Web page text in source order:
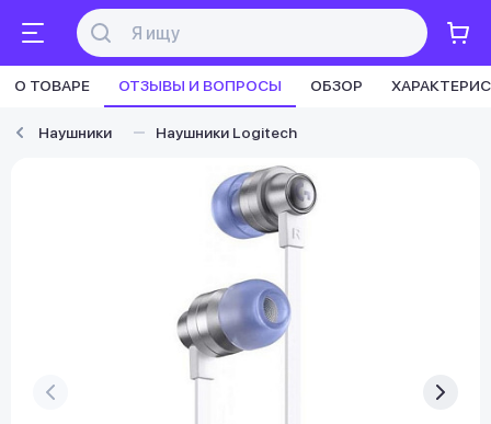
О ТОВАРЕ ОТЗЫВЫ И ВОПРОСЫ ОБЗОР
Наушники Наушники Logitech